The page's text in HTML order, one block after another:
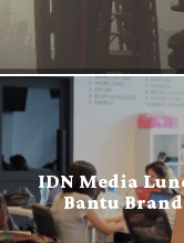
IDN Media
Bantu